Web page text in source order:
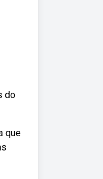
do
que